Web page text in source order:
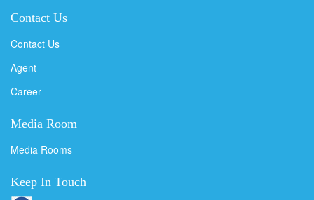
Contact Us
Contact Us
Agent
Career
Media Room
Media Rooms
Keep In Touch